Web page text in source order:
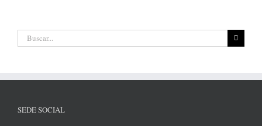
Buscar:
SEDE SOCIAL